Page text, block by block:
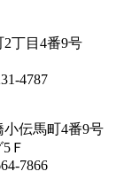
2丁目4番9号
4787
小伝馬町4番9号
Ｆ
7866